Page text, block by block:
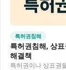
특허권침해
특허권침해, 상
해결책
특허권이나 상표권